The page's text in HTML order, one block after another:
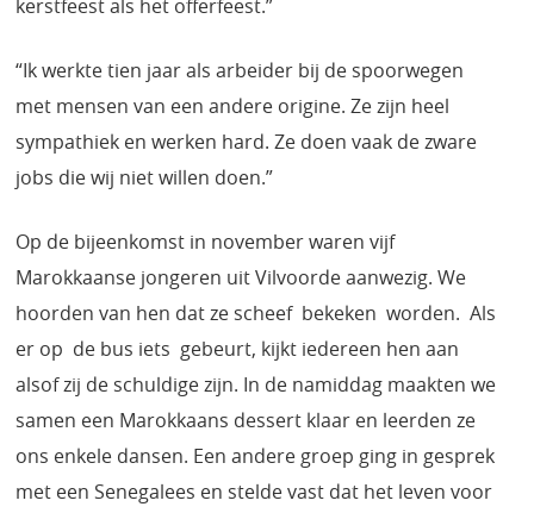
kerstfeest als het offerfeest.”
“Ik werkte tien jaar als arbeider bij de spoorwegen
met mensen van een andere origine. Ze zijn heel
sympathiek en werken hard. Ze doen vaak de zware
jobs die wij niet willen doen.”
Op de bijeenkomst in november waren vijf
Marokkaanse jongeren uit Vilvoorde aanwezig. We
hoorden van hen dat ze scheef bekeken worden. Als
er op de bus iets gebeurt, kijkt iedereen hen aan
alsof zij de schuldige zijn. In de namiddag maakten we
samen een Marokkaans dessert klaar en leerden ze
ons enkele dansen. Een andere groep ging in gesprek
met een Senegalees en stelde vast dat het leven voor